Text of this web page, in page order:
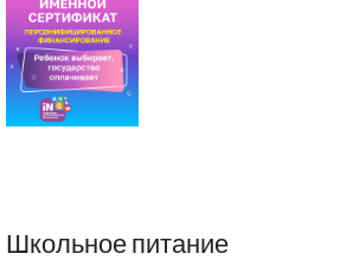
Школьное питание